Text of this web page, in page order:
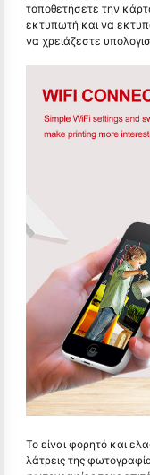
τοποθετήσετε την
εκτυπωτή και να
να χρειάζεστε
Το είναι φορητό και
λάτρεις της